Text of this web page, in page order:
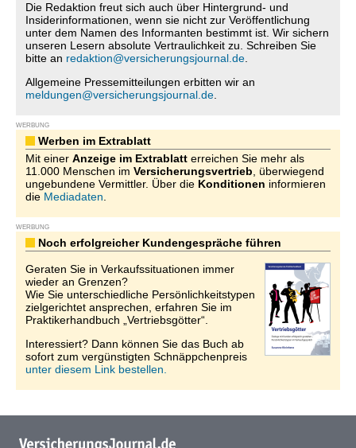
Die Redaktion freut sich auch über Hintergrund- und
Insiderinformationen, wenn sie nicht zur Veröffentlichung
unter dem Namen des Informanten bestimmt ist. Wir sichern
unseren Lesern absolute Vertraulichkeit zu. Schreiben Sie
bitte an redaktion@versicherungsjournal.de
Allgemeine Pressemitteilungen erbitten wir an
meldungen@versicherungsjournal.de
WERBUNG
Werben im Extrablatt
Mit einer Anzeige im Extrablatt erreichen Sie mehr als
11.000 Menschen im Versicherungsvertrieb , überwiegend
ungebundene Vermittler. Über die Konditionen informieren
die Mediadaten
WERBUNG
Noch erfolgreicher Kundengespräche führen
Geraten Sie in Verkaufssituationen immer
wieder an Grenzen?
Wie Sie unterschiedliche Persönlichkeitstypen
zielgerichtet ansprechen, erfahren Sie im
Praktikerhandbuch „Vertriebsgötter“.
Interessiert? Dann können Sie das Buch ab
sofort zum vergünstigten Schnäppchenpreis
unter diesem Link bestellen.